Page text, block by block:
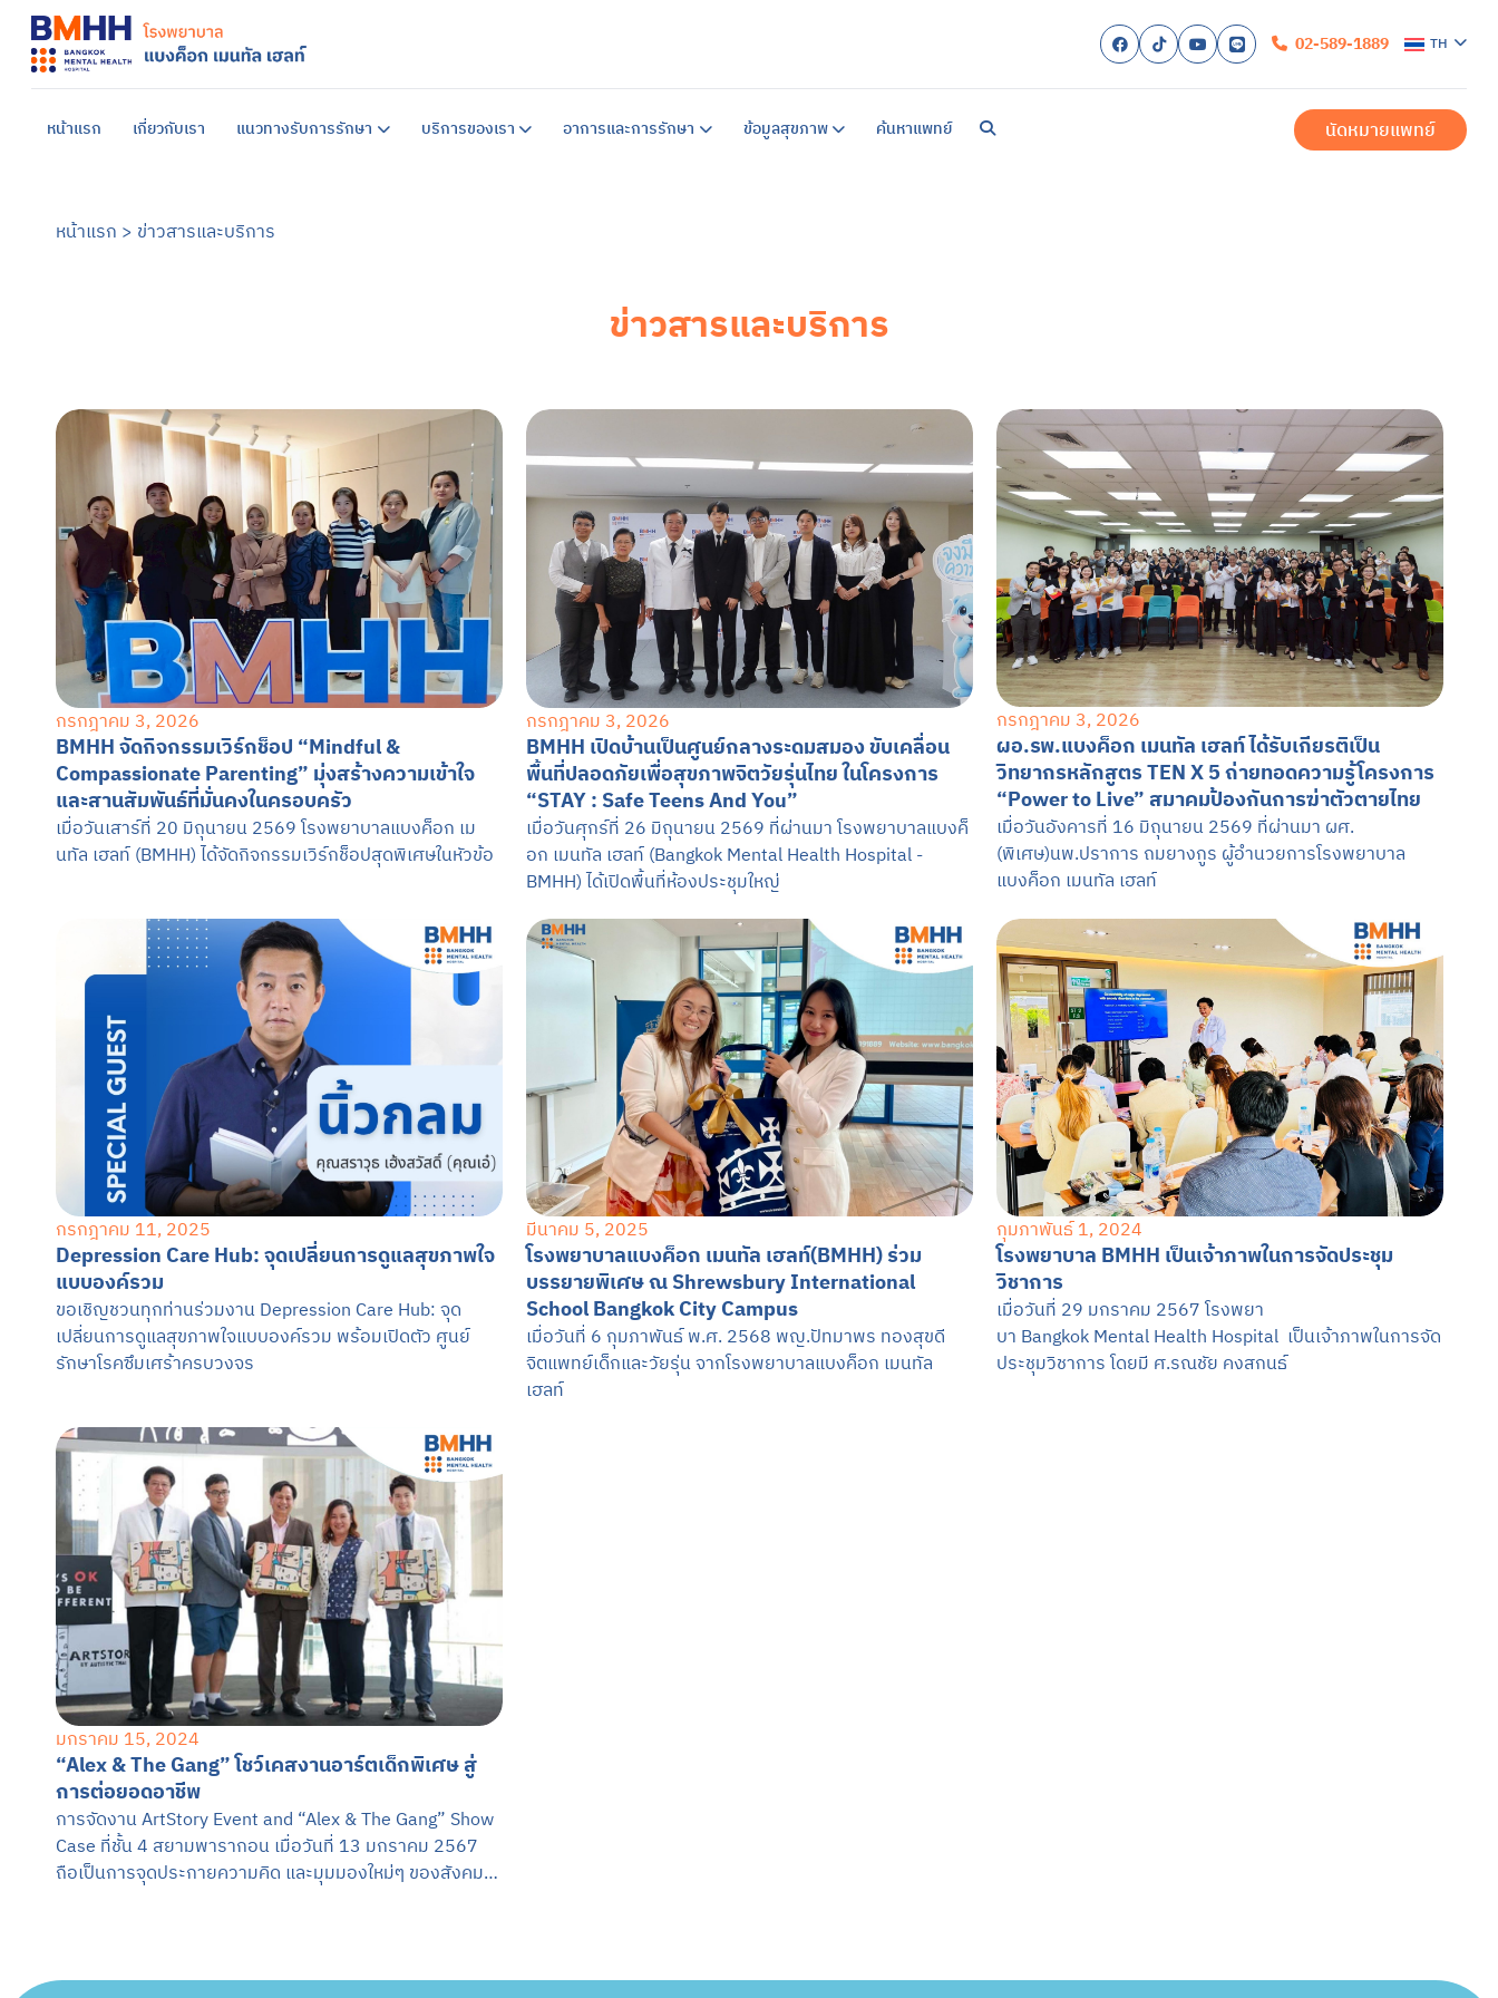
02-589-1889 TH
หน้าแรก เกี่ยวกับเรา แนวทางรับการรักษา บริการของเรา อาการและการรักษา ข้อมูลสุขภาพ ค้นหาแพทย์ นัดหมายแพทย์
เกี่ยวกับเรา
ข้อมูลสุขภาพจิต
แบบทดสอบสุขภาพจิต
ข่าวสารและบริการ
ค้นหาแพทย์
Search
TH
EN
นัดหมายแพทย์ 02-589-1889
หน้าแรก > ข่าวสารและบริการ
ข่าวสารและบริการ
กรกฎาคม 3, 2026
BMHH จัดกิจกรรมเวิร์กช็อป “Mindful &
Compassionate Parenting” มุ่งสร้างความเข้าใจ
และสานสัมพันธ์ที่มั่นคงในครอบครัว
เมื่อวันเสาร์ที่ 20 มิถุนายน 2569 โรงพยาบาลแบงค็อก เม
นทัล เฮลท์ (BMHH) ได้จัดกิจกรรมเวิร์กช็อปสุดพิเศษในหัวข้อ
กรกฎาคม 3, 2026
BMHH เปิดบ้านเป็นศูนย์กลางระดมสมอง ขับเคลื่อน
พื้นที่ปลอดภัยเพื่อสุขภาพจิตวัยรุ่นไทย ในโครงการ
“STAY : Safe Teens And You”
เมื่อวันศุกร์ที่ 26 มิถุนายน 2569 ที่ผ่านมา โรงพยาบาลแบงค็
อก เมนทัล เฮลท์ (Bangkok Mental Health Hospital -
BMHH) ได้เปิดพื้นที่ห้องประชุมใหญ่
กรกฎาคม 3, 2026
ผอ.รพ.แบงค็อก เมนทัล เฮลท์ ได้รับเกียรติเป็น
วิทยากรหลักสูตร TEN X 5 ถ่ายทอดความรู้โครงการ
“Power to Live” สมาคมป้องกันการฆ่าตัวตายไทย
เมื่อวันอังคารที่ 16 มิถุนายน 2569 ที่ผ่านมา ผศ.
(พิเศษ)นพ.ปราการ ถมยางกูร ผู้อำนวยการโรงพยาบาล
แบงค็อก เมนทัล เฮลท์
กรกฎาคม 11, 2025
Depression Care Hub: จุดเปลี่ยนการดูแลสุขภาพใจ
แบบองค์รวม
ขอเชิญชวนทุกท่านร่วมงาน Depression Care Hub: จุด
เปลี่ยนการดูแลสุขภาพใจแบบองค์รวม พร้อมเปิดตัว ศูนย์
รักษาโรคซึมเศร้าครบวงจร
มีนาคม 5, 2025
โรงพยาบาลแบงค็อก เมนทัล เฮลท์(BMHH) ร่วม
บรรยายพิเศษ ณ Shrewsbury International
School Bangkok City Campus
เมื่อวันที่ 6 กุมภาพันธ์ พ.ศ. 2568 พญ.ปัทมาพร ทองสุขดี
จิตแพทย์เด็กและวัยรุ่น จากโรงพยาบาลแบงค็อก เมนทัล
เฮลท์
กุมภาพันธ์ 1, 2024
โรงพยาบาล BMHH เป็นเจ้าภาพในการจัดประชุม
วิชาการ
เมื่อวันที่ 29 มกราคม 2567 โรงพยา
บา Bangkok Mental Health Hospital เป็นเจ้าภาพในการจัด
ประชุมวิชาการ โดยมี ศ.รณชัย คงสกนธ์
มกราคม 15, 2024
“Alex & The Gang” โชว์เคสงานอาร์ตเด็กพิเศษ สู่
การต่อยอดอาชีพ
การจัดงาน ArtStory Event and “Alex & The Gang” Show
Case ที่ชั้น 4 สยามพารากอน เมื่อวันที่ 13 มกราคม 2567
ถือเป็นการจุดประกายความคิด และมุมมองใหม่ๆ ของสังคม